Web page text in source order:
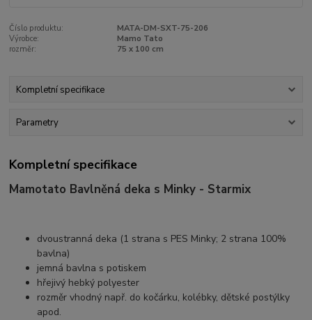
Číslo produktu:
MATA-DM-SXT-75-206
Výrobce:
Mamo Tato
rozměr:
75 x 100 cm
Kompletní specifikace
Parametry
Kompletní specifikace
Mamotato Bavlněná deka s Minky - Starmix
dvoustranná deka (1 strana s PES Minky; 2 strana 100%
bavlna)
jemná bavlna s potiskem
hřejivý hebký polyester
rozměr vhodný např. do kočárku, kolébky, dětské postýlky
apod.